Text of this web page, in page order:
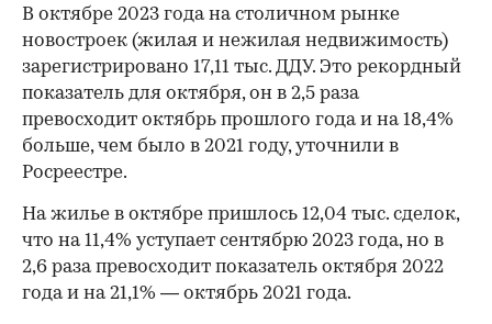
В октябре 2023 года на столичном рынке
новостроек (жилая и нежилая недвижимость)
зарегистрировано 17,11 тыс. ДДУ. Это рекордный
показатель для октября, он в 2,5 раза
превосходит октябрь прошлого года и на 18,4%
больше, чем было в 2021 году, уточнили в
Росреестре.
На жилье в октябре пришлось 12,04 тыс. сделок,
что на 11,4% уступает сентябрю 2023 года, но в
2,6 раза превосходит показатель октября 2022
года и на 21,1% — октябрь 2021 года.